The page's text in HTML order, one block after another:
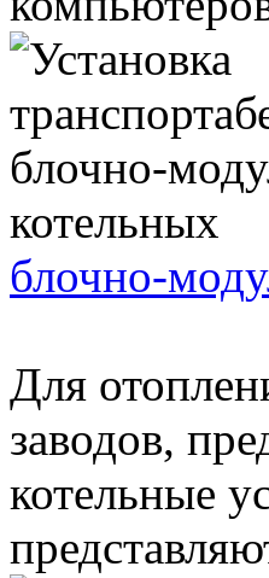
блочно-
Для
заводов,
котельные